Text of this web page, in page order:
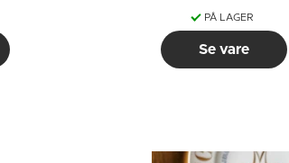
PÅ LAGER
Se vare